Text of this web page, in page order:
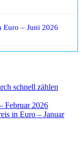
Euro – Juni 2026
schnell zählen
Februar 2026
in Euro – Januar